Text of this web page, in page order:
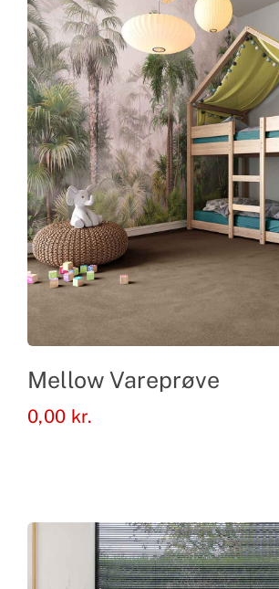
Mellow Vareprøve
0,00 kr.